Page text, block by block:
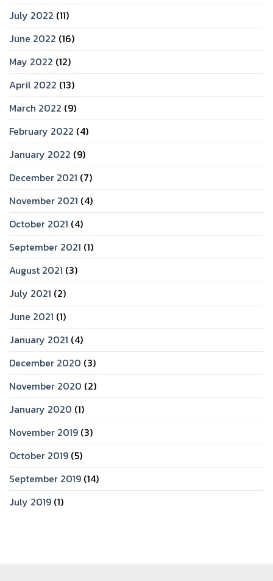
July 2022 (11)
June 2022 (16)
May 2022 (12)
April 2022 (13)
March 2022 (9)
February 2022 (4)
January 2022 (9)
December 2021 (7)
November 2021 (4)
October 2021 (4)
September 2021 (1)
August 2021 (3)
July 2021 (2)
June 2021 (1)
January 2021 (4)
December 2020 (3)
November 2020 (2)
January 2020 (1)
November 2019 (3)
October 2019 (5)
September 2019 (14)
July 2019 (1)